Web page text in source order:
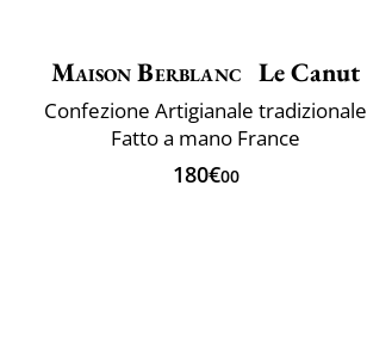
Maison Berblanc Le Canut
Confezione Artigianale tradizionale
Fatto a mano France
180€00